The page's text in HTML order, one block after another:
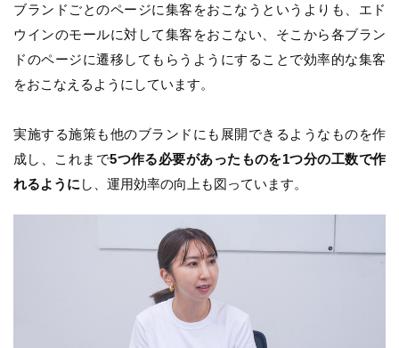
ブランドごとのページに集客をおこなうというよりも、エド
ウインのモールに対して集客をおこない、そこから各ブラン
ドのページに遷移してもらうようにすることで効率的な集客
をおこなえるようにしています。
実施する施策も他のブランドにも展開できるようなものを作
成し、これまで5つ作る必要があったものを1つ分の工数で作
れるように し、運用効率の向上も図っています。